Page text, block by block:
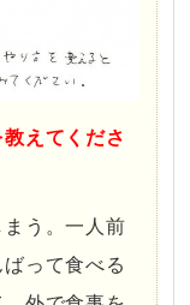
えてくださ
う。一人前
って食べる